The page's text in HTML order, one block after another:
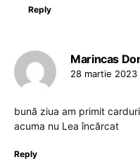
Reply
Marincas
28 martie 2023
bună ziua am primit
acuma nu Lea încărcat
Reply